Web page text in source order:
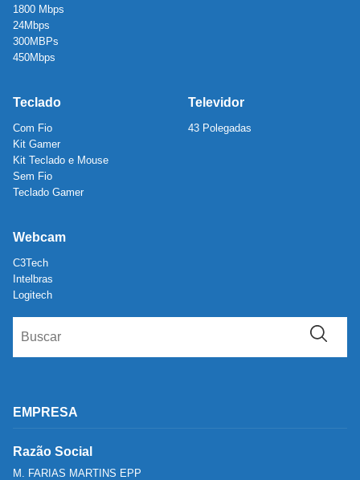
1800 Mbps
24Mbps
300MBPs
450Mbps
Teclado
Com Fio
Kit Gamer
Kit Teclado e Mouse
Sem Fio
Teclado Gamer
Televidor
43 Polegadas
Webcam
C3Tech
Intelbras
Logitech
EMPRESA
Razão Social
M. FARIAS MARTINS EPP